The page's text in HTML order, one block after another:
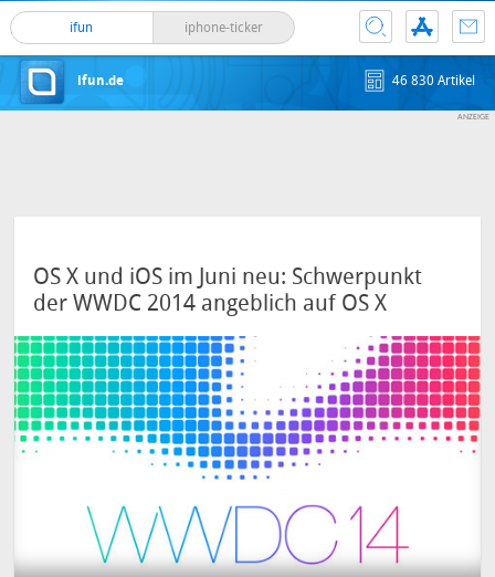
ifun iphone-ticker
ifun.de 46 830 Artikel
OS X und iOS im Juni neu: Schwerpunkt
der WWDC 2014 angeblich auf OS X